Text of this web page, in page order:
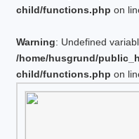
child/functions.php on
Warning: Undefined
/home/husgrund/
child/functions.php on